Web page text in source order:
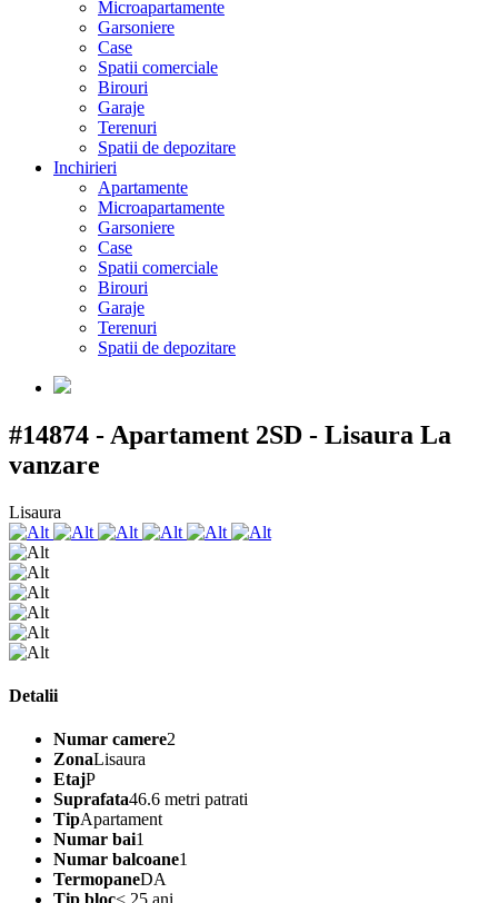
Microapartamente
Garsoniere
Case
Spatii comerciale
Birouri
Garaje
Terenuri
Spatii de depozitare
Inchirieri
Apartamente
Microapartamente
Garsoniere
Case
Spatii comerciale
Birouri
Garaje
Terenuri
Spatii de depozitare
#14874 - Apartament 2SD - Lisaura La
vanzare
Lisaura
Detalii
Numar camere2
ZonaLisaura
EtajP
Suprafata46.6 metri patrati
TipApartament
Numar bai1
Numar balcoane1
TermopaneDA